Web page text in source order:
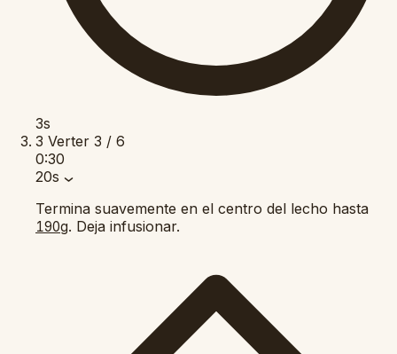
3s
3 Verter 3 / 6
0:30
20s
Termina suavemente en el centro del lecho hasta
190g. Deja infusionar.